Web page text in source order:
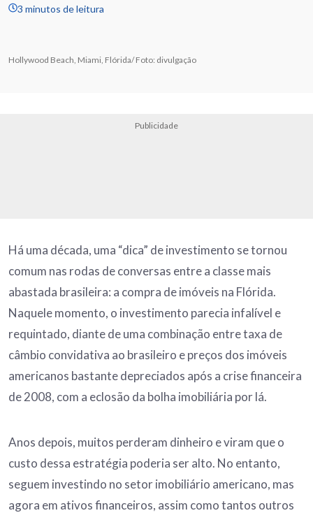
3 minutos de leitura
Hollywood Beach, Miami, Flórida/ Foto: divulgação
Publicidade
Há uma década, uma “dica” de investimento se tornou
comum nas rodas de conversas entre a classe mais
abastada brasileira: a compra de imóveis na Flórida.
Naquele momento, o investimento parecia infalível e
requintado, diante de uma combinação entre taxa de
câmbio convidativa ao brasileiro e preços dos imóveis
americanos bastante depreciados após a crise financeira
de 2008, com a eclosão da bolha imobiliária por lá.
Anos depois, muitos perderam dinheiro e viram que o
custo dessa estratégia poderia ser alto. No entanto,
seguem investindo no setor imobiliário americano, mas
agora em ativos financeiros, assim como tantos outros